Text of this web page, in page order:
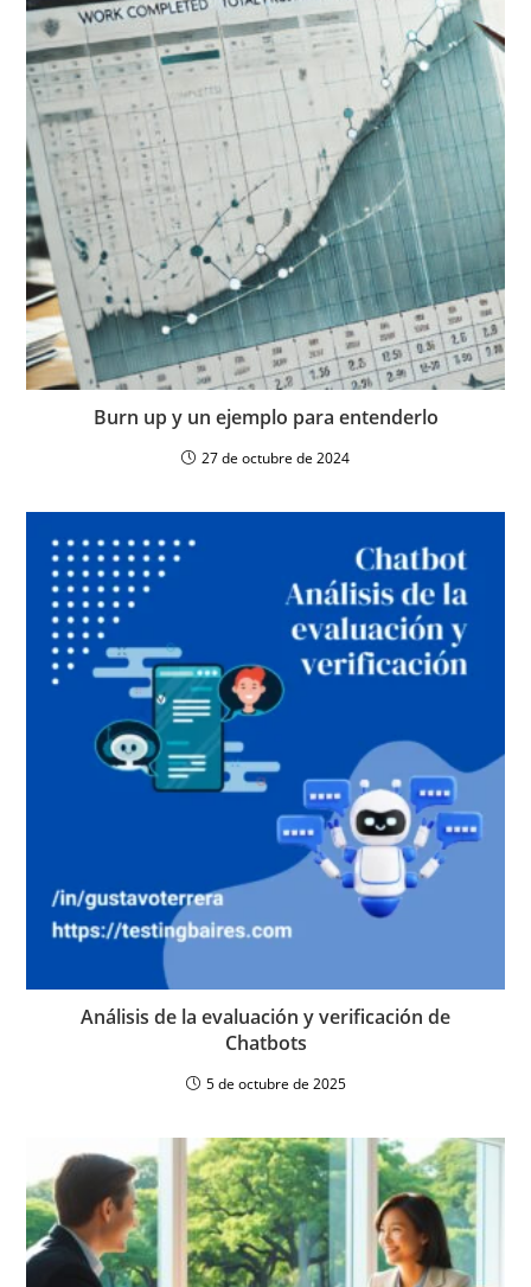
Burn up y un ejemplo para entenderlo
27 de octubre de 2024
Análisis de la evaluación y verificación de
Chatbots
5 de octubre de 2025